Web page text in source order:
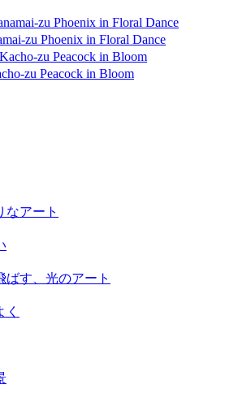
zu Phoenix in Floral Dance
zu Peacock in Bloom
なアート
ばす、光のアート